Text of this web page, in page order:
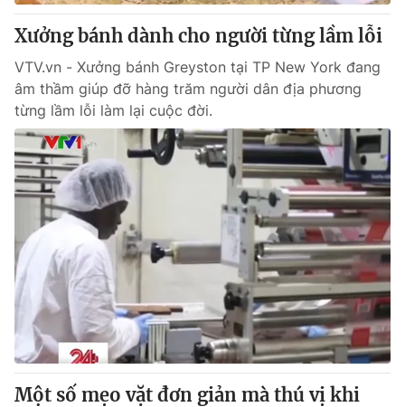
Thị trường
Lịch phát sóng
Chuyên mục khác
Emagazine Podcast
Photo Infographic
Video Shorts video
VTV Money VTV Thể thao
VTV Sức khoẻ Bất động sản
Thị trường 24h Tấm lòng Việt
Xưởng bánh dành cho người từng lầm lỗi
VTV.vn - Xưởng bánh Greyston tại TP New York đang
âm thầm giúp đỡ hàng trăm người dân địa phương
từng lầm lỗi làm lại cuộc đời.
Một số mẹo vặt đơn giản mà thú vị khi